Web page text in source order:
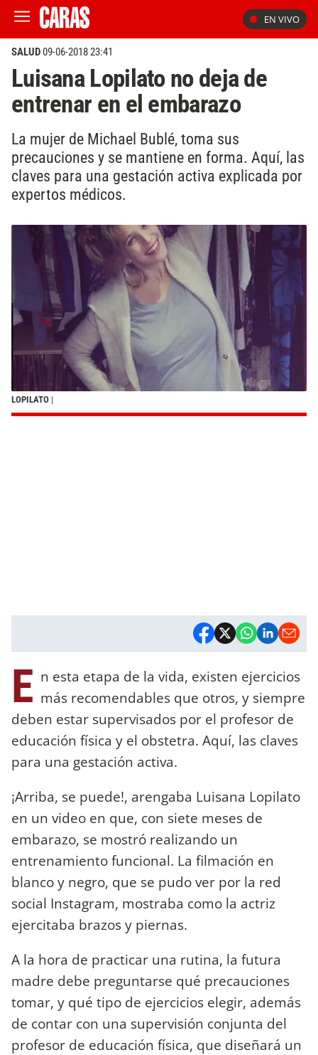
EN VIVO
SALUD09-06-2018 23:41
Luisana Lopilato no deja de
entrenar en el embarazo
La mujer de Michael Bublé, toma sus
precauciones y se mantiene en forma. Aquí, las
claves para una gestación activa explicada por
expertos médicos.
LOPILATO |
E n esta etapa de la vida, existen ejercicios
más recomendables que otros, y siempre
deben estar supervisados por el profesor de
educación física y el obstetra. Aquí, las claves
para una gestación activa.
¡Arriba, se puede!, arengaba Luisana Lopilato
en un video en que, con siete meses de
embarazo, se mostró realizando un
entrenamiento funcional. La filmación en
blanco y negro, que se pudo ver por la red
social Instagram, mostraba como la actriz
ejercitaba brazos y piernas.
A la hora de practicar una rutina, la futura
madre debe preguntarse qué precauciones
tomar, y qué tipo de ejercicios elegir, además
de contar con una supervisión conjunta del
profesor de educación física, que diseñará un